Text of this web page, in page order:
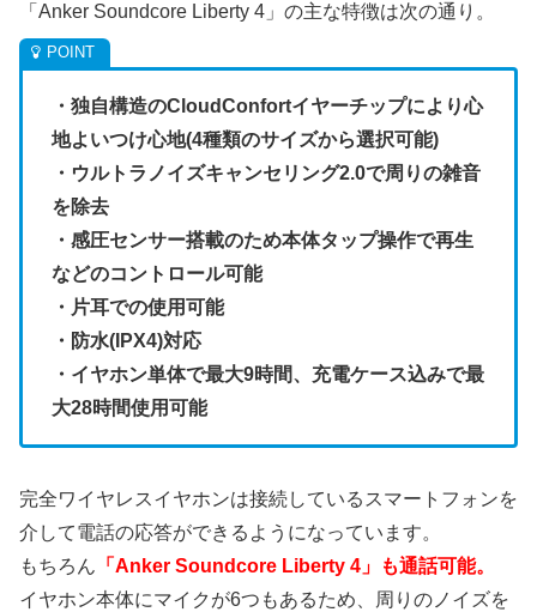
「Anker Soundcore Liberty 4」の主な特徴は次の通り。
・独自構造のCloudConfortイヤーチップにより心
地よいつけ心地(4種類のサイズから選択可能)
・ウルトラノイズキャンセリング2.0で周りの雑音
を除去
・感圧センサー搭載のため本体タップ操作で再生
などのコントロール可能
・片耳での使用可能
・防水(IPX4)対応
・イヤホン単体で最大9時間、充電ケース込みで最
大28時間使用可能
完全ワイヤレスイヤホンは接続しているスマートフォンを
介して電話の応答ができるようになっています。
もちろん 「Anker Soundcore Liberty 4」も通話可能。
イヤホン本体にマイクが6つもあるため、周りのノイズを